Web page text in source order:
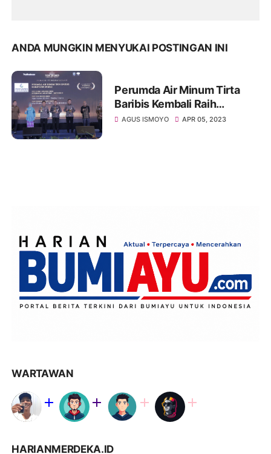
ANDA MUNGKIN MENYUKAI POSTINGAN INI
Perumda Air Minum Tirta
Baribis Kembali Raih
Penghargaan Top BUMD
AGUS ISMOYO APR 05, 2023
WARTAWAN
HARIANMERDEKA.ID